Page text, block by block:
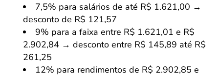
7,5% para salários de até R$ 1.621,00 →
desconto de R$ 121,57
9% para a faixa entre R$ 1.621,01 e R$
2.902,84 → desconto entre R$ 145,89 até R$
261,25
12% para rendimentos de R$ 2.902,85 e